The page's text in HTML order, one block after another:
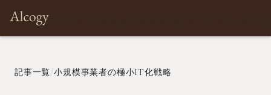
記事一覧/小規模事業者の極小IT化戦略